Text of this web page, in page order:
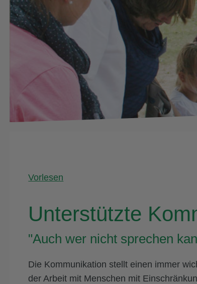
Vorlesen
Unterstützte
"Auch wer nicht sprechen
Die Kommunikation stellt einen immer
der Arbeit mit Menschen mit